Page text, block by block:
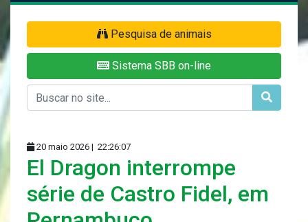
Pesquisa de animais
Sistema SBB on-line
20 maio 2026 | 22:26:07
El Dragon interrompe
série de Castro Fidel, em